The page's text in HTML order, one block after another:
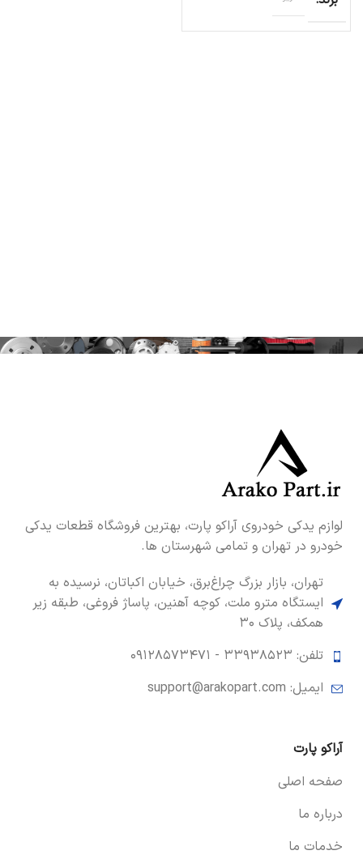
لوازم یدکی خودروی آراکو پارت، بهترین فروشگاه قطعات یدکی
خودرو در تهران و تمامی شهرستان ها.
تهران، بازار بزرگ چراغ‌برق، خیابان اکباتان، نرسیده به
ایستگاه مترو ملت، کوچه آهنین، پاساژ فروغی، طبقه زیر
همکف، پلاک ۳۰
تلفن: ۳۳۹۳۸۵۲۳ -
۰۹۱۲۸۵۷۳۴۷۱
ایمیل: support@arakopart.com
آراکو پارت
صفحه اصلی
درباره ما
خدمات ما